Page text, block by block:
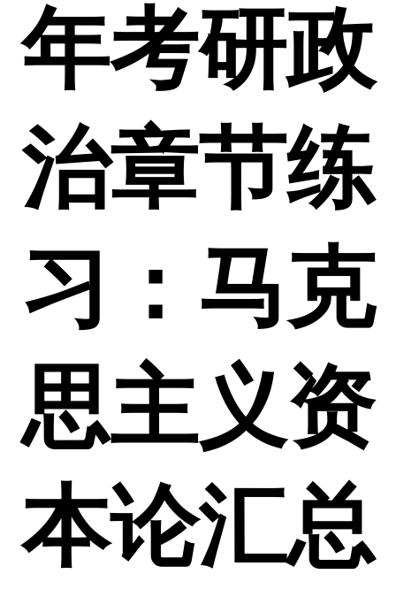
年考研政
治章节练
习：马克
思主义资
本论汇总